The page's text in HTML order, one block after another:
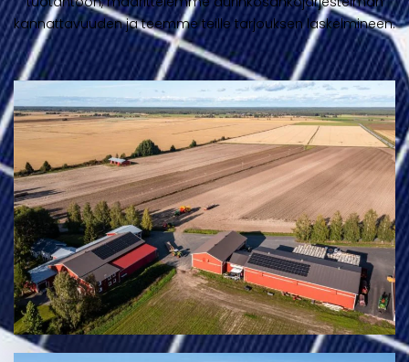
kannattavuuden ja teemme teille tarjouksen laskelmineen.